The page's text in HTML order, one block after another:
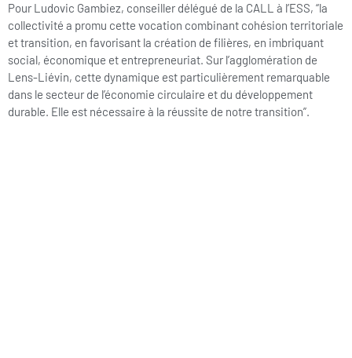
Pour Ludovic Gambiez, conseiller délégué de la CALL à l’ESS, “la
collectivité a promu cette vocation combinant cohésion territoriale
et transition, en favorisant la création de filières, en imbriquant
social, économique et entrepreneuriat. Sur l’agglomération de
Lens-Liévin, cette dynamique est particulièrement remarquable
dans le secteur de l’économie circulaire et du développement
durable. Elle est nécessaire à la réussite de notre transition”.